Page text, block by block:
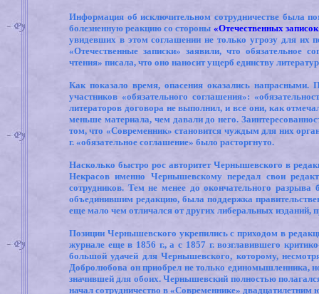
Информация об исключительном сотрудничестве была
болезненную реакцию со стороны «Отечественных
увидевших в этом соглашении не только угрозу для их
«Отечественные записки» заявили, что обязательное
чтения» писала, что оно наносит ущерб единству
Как показало время, опасения оказались напрасными.
участников «обязательного соглашения»:
литераторов договора не выполнил, и все они, как
меньше материала, чем давали до него.
том, что «Современник» становится чуждым для них
г. «обязательное соглашение» было расторгнуто.
Насколько быстро рос авторитет Чернышевского в
Некрасов именно Чернышевскому передал свои
сотрудников. Тем не менее до окончательного
объединившим редакцию, была поддержка
еще мало чем отличался от других либеральных изданий,
Позиции Чернышевского укрепились с приходом в
журнале еще в 1856 г., а с 1857 г. возглавившего
большой удачей для Чернышевского, которому,
Добролюбова он приобрел не только единомышленника,
значившей для обоих. Чернышевский полностью
начал сотрудничество в «Современнике» двадцатилетним